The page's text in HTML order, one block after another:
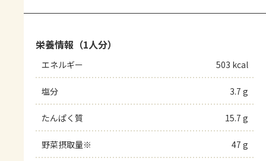
栄養情報（1人分）
エネルギー 503 kcal
塩分 3.7 g
たんぱく質 15.7 g
野菜摂取量※ 47 g